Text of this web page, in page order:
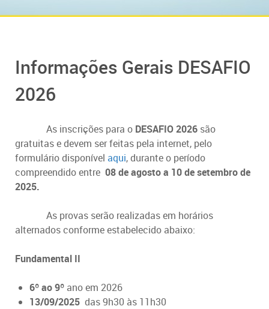
Informações Gerais DESAFIO
2026
As inscrições para o DESAFIO 2026 são
gratuitas e devem ser feitas pela internet, pelo
formulário disponível aqui,durante o período
compreendido entre 08 de agosto a 10 de setembro de
2025.
As provas serão realizadas em horários
alternados conforme estabelecido abaixo:
Fundamental II
6º ao 9º ano em 2026
13/09/2025 das 9h30 às 11h30